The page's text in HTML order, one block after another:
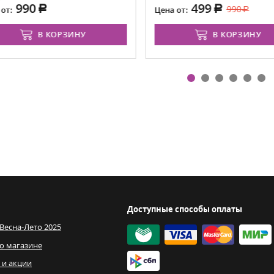
990
В КОРЗИНУ
Цена от: 499 990
В КОРЗИНУ
Лето 2025
магазине
акции
Доступные способы оплаты